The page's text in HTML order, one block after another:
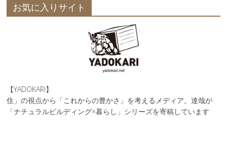
お気に入りサイト
【YADOKARI】
住」の視点から「これからの豊かさ」を考えるメディア。達哉が
「ナチュラルビルディング×暮らし」シリーズを寄稿しています